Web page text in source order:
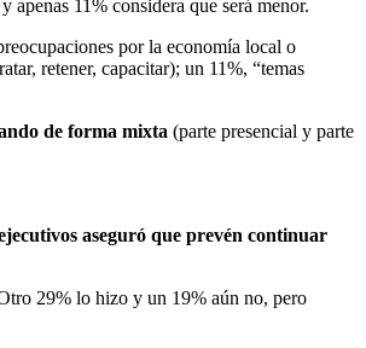
apenas 11% considera que será menor.
por la economía local o
retener, capacitar); un 11%, “temas
de forma mixta (parte presencial y parte
aseguró que prevén continuar
29% lo hizo y un 19% aún no, pero